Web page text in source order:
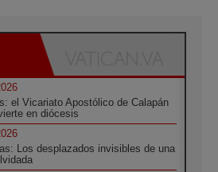
el Vicariato Apostólico de Calapán
en diócesis
Los desplazados invisibles de una